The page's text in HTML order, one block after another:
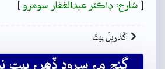
[ شارح: ڊاڪٽر عبدالغفار سومرو ]
گُذريلُ بيتُ